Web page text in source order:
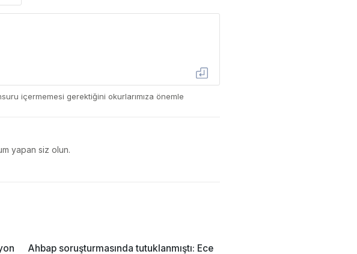
içermemesi gerektiğini okurlarımıza önemle
yapan siz olun.
Ahbap soruşturmasında tutuklanmıştı: Ece